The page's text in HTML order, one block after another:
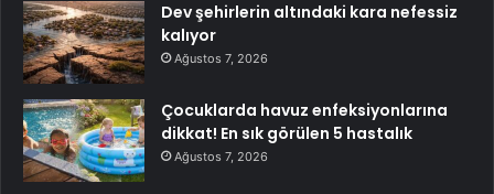
Dev şehirlerin altındaki kara nefessiz
kalıyor
Ağustos 7, 2026
Çocuklarda havuz enfeksiyonlarına
dikkat! En sık görülen 5 hastalık
Ağustos 7, 2026